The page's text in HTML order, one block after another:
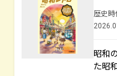
歴史時
昭和
た昭